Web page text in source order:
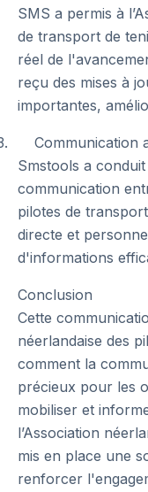
SMS a permis à
de transport de
réel de
reçu des mises à
importantes,
Communication
Smstools a
communication
pilotes de
directe et
d'informations
Conclusion
Cette
néerlandaise des
comment la
précieux pour les
mobiliser et
l’Association
mis en place une
renforcer